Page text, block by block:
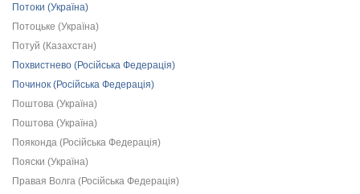
Потоки (Україна)
Потоцьке (Україна)
Потуй (Казахстан)
Похвистнево (Російська Федерація)
Починок (Російська Федерація)
Поштова (Україна)
Поштова (Україна)
Пояконда (Російська Федерація)
Пояски (Україна)
Правая Волга (Російська Федерація)